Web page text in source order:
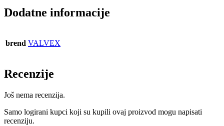
Dodatne informacije
brend VALVEX
Recenzije
Još nema recenzija.
Samo logirani kupci koji su kupili ovaj proizvod mogu napisati
recenziju.